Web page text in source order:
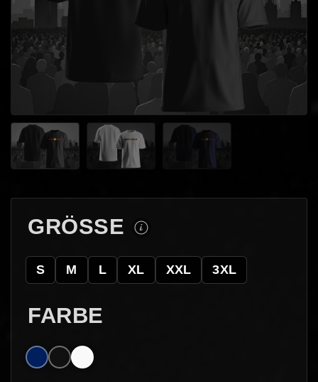
GRÖSSE
S M L XL XXL 3XL
FARBE